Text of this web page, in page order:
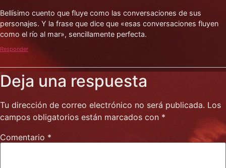
Bellísimo cuento que fluye como las conversaciones de sus
personajes. Y la frase que dice que «esas conversaciones fluyen
como el río al mar», sencillamente perfecta.
Responder
Deja una respuesta
Tu dirección de correo electrónico no será publicada. Los
campos obligatorios están marcados con *
Comentario *